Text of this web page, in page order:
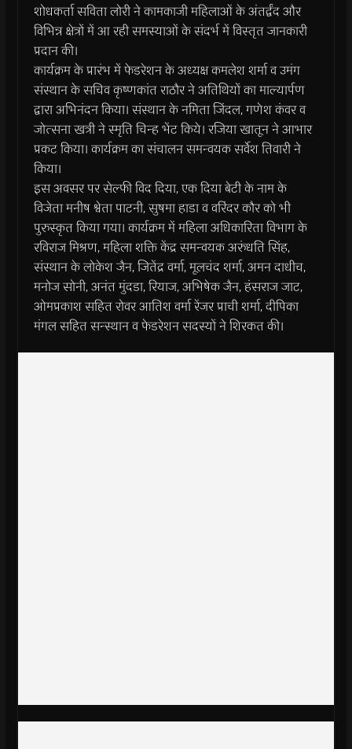
शोधकर्ता सविता लोरी ने कामकाजी महिलाओं के अंतर्द्वंद और
विभिन्न क्षेत्रों में आ रही समस्याओं के संदर्भ में विस्तृत जानकारी
प्रदान की।
कार्यक्रम के प्रारंभ में फेडरेशन के अध्यक्ष कमलेश शर्मा व उमंग
संस्थान के सचिव कृष्णकांत राठौर ने अतिथियों का माल्यार्पण
द्वारा अभिनंदन किया। संस्थान के नमिता जिंदल, गणेश कंवर व
जोत्सना खत्री ने स्मृति चिन्ह भेंट किये। रजिया खातून ने आभार
प्रकट किया। कार्यक्रम का संचालन समन्वयक सर्वेश तिवारी ने
किया।
इस अवसर पर सेल्फी विद दिया, एक दिया बेटी के नाम के
विजेता मनीष श्वेता पाटनी, सुषमा हाडा व वरिंदर कौर को भी
पुरुस्कृत किया गया। कार्यक्रम में महिला अधिकारिता विभाग के
रविराज मिश्रण, महिला शक्ति केंद्र समन्वयक अरुंधति सिंह,
संस्थान के लोकेश जैन, जितेंद्र वर्मा, मूलचंद शर्मा, अमन दाधीच,
मनोज सोनी, अनंत मुंदडा, रियाज, अभिषेक जैन, हंसराज जाट,
ओमप्रकाश सहित रोवर आतिश वर्मा रेंजर प्राची शर्मा, दीपिका
मंगल सहित सन्स्थान व फेडरेशन सदस्यों ने शिरकत की।